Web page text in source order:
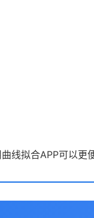
线拟合APP可以更